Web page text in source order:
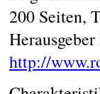
200 Seiten,
http://